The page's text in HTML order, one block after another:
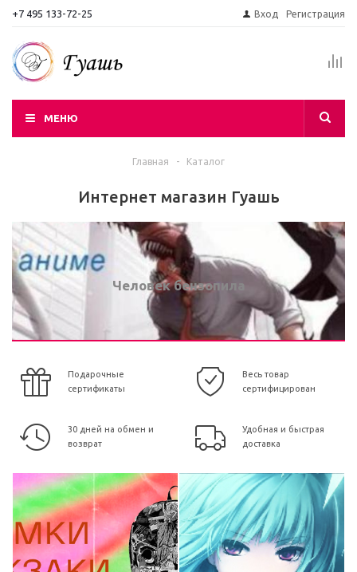
+7 495 133-72-25 Вход Регистрация
МЕНЮ
Главная - Каталог
Интернет магазин Гуашь
Человек бензопила
Подарочные
сертификаты
Весь товар
сертифицирован
30 дней на обмен и
возврат
Удобная и быстрая
доставка